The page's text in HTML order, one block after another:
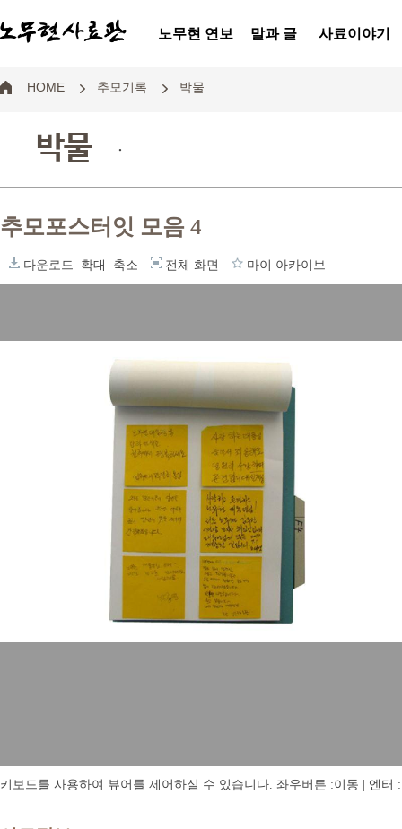
노무현 연보 말과 글 사료이야기
HOME 추모기록 박물
박물 .
추모포스터잇 모음 4
다운로드 확대 축소 전체 화면 마이 아카이브
키보드를 사용하여 뷰어를 제어하실 수 있습니다. 좌우버튼 :이동 | 엔터